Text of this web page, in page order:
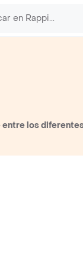
los